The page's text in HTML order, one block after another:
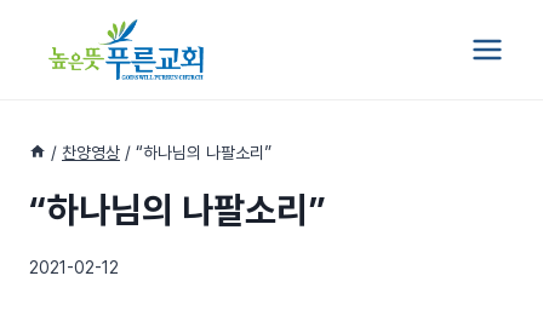
/ 찬양영상 / “하나님의 나팔소리”
“하나님의 나팔소리”
2021-02-12